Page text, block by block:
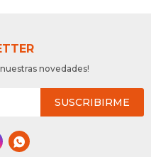
novedades!
SUSCRIBIRME
